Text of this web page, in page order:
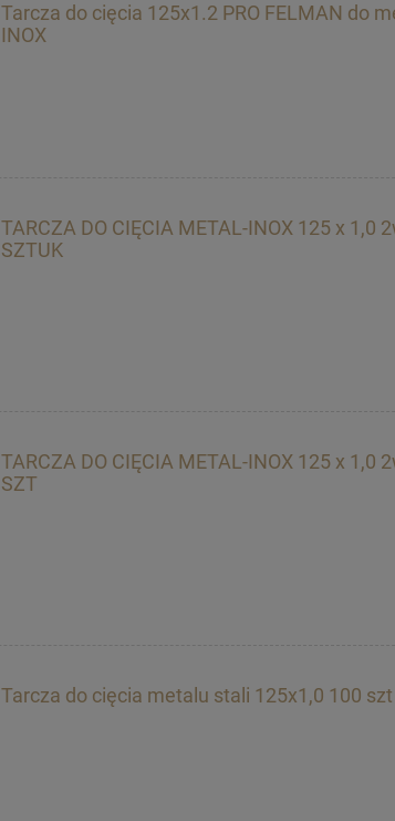
Tarcza do cięcia 125x1.2 PRO FELMAN do
INOX
TARCZA DO CIĘCIA METAL-INOX 125 x 1,0
SZTUK
TARCZA DO CIĘCIA METAL-INOX 125 x 1,0
SZT
Tarcza do cięcia metalu stali 125x1,0 100 szt